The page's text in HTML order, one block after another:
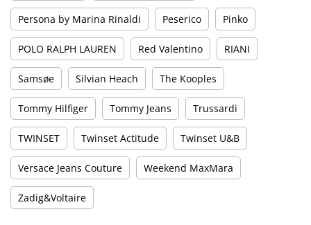
Persona by Marina Rinaldi Peserico Pinko
POLO RALPH LAUREN Red Valentino RIANI
Samsøe Silvian Heach The Kooples
Tommy Hilfiger Tommy Jeans Trussardi
TWINSET Twinset Actitude Twinset U&B
Versace Jeans Couture Weekend MaxMara
Zadig&Voltaire